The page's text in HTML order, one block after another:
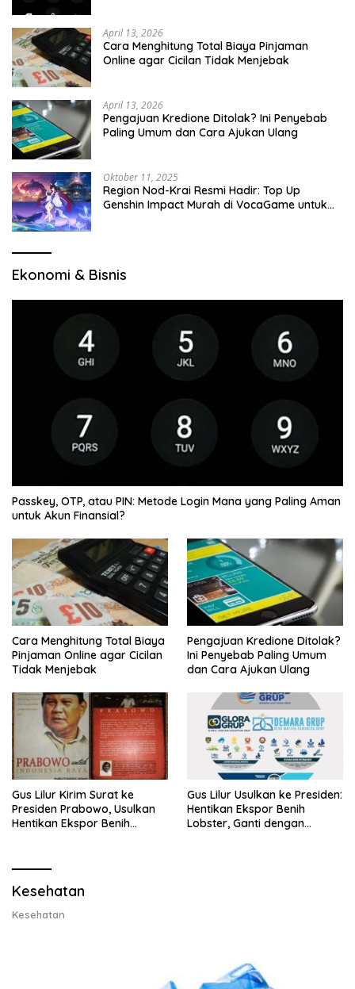
April 13, 2026
Cara Menghitung Total Biaya Pinjaman
Online agar Cicilan Tidak Menjebak
April 13, 2026
Pengajuan Kredione Ditolak? Ini Penyebab
Paling Umum dan Cara Ajukan Ulang
Oktober 11, 2025
Region Nod-Krai Resmi Hadir: Top Up
Genshin Impact Murah di VocaGame untuk
Ekonomi & Bisnis
Passkey, OTP, atau PIN: Metode Login Mana yang Paling Aman
untuk Akun Finansial?
Cara Menghitung Total Biaya
Pinjaman Online agar Cicilan
Tidak Menjebak
Pengajuan Kredione Ditolak?
Ini Penyebab Paling Umum
dan Cara Ajukan Ulang
Gus Lilur Kirim Surat ke
Presiden Prabowo, Usulkan
Hentikan Ekspor Benih
Gus Lilur Usulkan ke Presiden:
Hentikan Ekspor Benih
Lobster, Ganti dengan
Kesehatan
Kesehatan